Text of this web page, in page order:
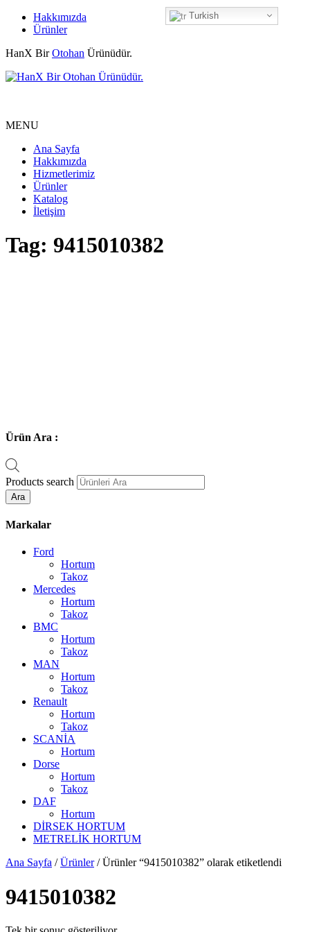
Hakkımızda
Ürünler
HanX BirOtohan Ürünüdür.
MENU
Ana Sayfa
Hakkımızda
Hizmetlerimiz
Ürünler
Katalog
İletişim
Tag: 9415010382
Ürün Ara :
Products search
Ara
Markalar
Ford
Hortum
Takoz
Mercedes
Hortum
Takoz
BMC
Hortum
Takoz
MAN
Hortum
Takoz
Renault
Hortum
Takoz
SCANİA
Hortum
Dorse
Hortum
Takoz
DAF
Hortum
DİRSEK HORTUM
METRELİK HORTUM
Ana Sayfa /Ürünler/ Ürünler “9415010382” olarak etiketlendi
9415010382
Turkish